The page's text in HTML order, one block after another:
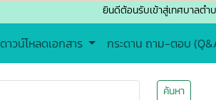
ยินดีต้อนรับเข้าสู่เทศบาลตำบลดงมอน
ดาวน์โหลดเอกสาร กระดาน ถาม-ตอบ
ค้นหา